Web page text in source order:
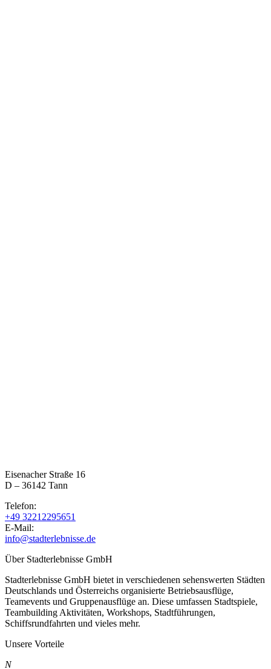
Eisenacher Straße 16
D – 36142 Tann
Telefon:
+49 32212295651
E-Mail:
info@stadterlebnisse.de
Über Stadterlebnisse GmbH
Stadterlebnisse GmbH bietet in verschiedenen sehenswerten Städten
Deutschlands und Österreichs organisierte Betriebsausflüge,
Teamevents und Gruppenausflüge an. Diese umfassen Stadtspiele,
Teambuilding Aktivitäten, Workshops, Stadtführungen,
Schiffsrundfahrten und vieles mehr.
Unsere Vorteile
N